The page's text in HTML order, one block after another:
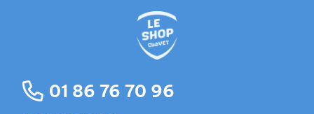
01 86 76 70 96